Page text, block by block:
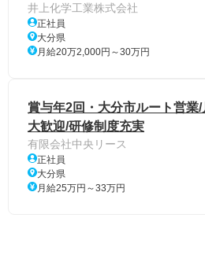
井上化学工業株式会社
正社員
大分県
月給20万2,000円～30万円
賞与年2回・大分市ルート営業
大歓迎/研修制度充実
有限会社中央リース
正社員
大分県
月給25万円～33万円